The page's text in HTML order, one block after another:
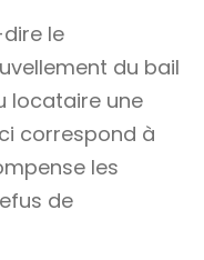
le
du bail
locataire une
correspond à
les
de